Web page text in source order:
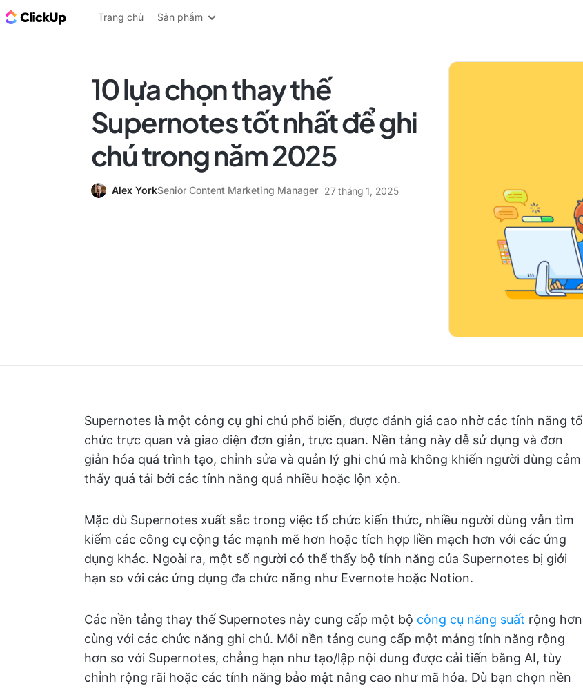
ClickUp Blog
Trang chủ Sản phẩm
10 lựa chọn thay thế
Supernotes tốt nhất để ghi
chú trong năm 2025
Alex YorkSenior Content Marketing Manager 27 tháng 1, 2025
Supernotes là một công cụ ghi chú phổ biến, được đánh giá cao nhờ các tính năng tổ
chức trực quan và giao diện đơn giản, trực quan. Nền tảng này dễ sử dụng và đơn
giản hóa quá trình tạo, chỉnh sửa và quản lý ghi chú mà không khiến người dùng cảm
thấy quá tải bởi các tính năng quá nhiều hoặc lộn xộn.
Mặc dù Supernotes xuất sắc trong việc tổ chức kiến thức, nhiều người dùng vẫn tìm
kiếm các công cụ cộng tác mạnh mẽ hơn hoặc tích hợp liền mạch hơn với các ứng
dụng khác. Ngoài ra, một số người có thể thấy bộ tính năng của Supernotes bị giới
hạn so với các ứng dụng đa chức năng như Evernote hoặc Notion.
Các nền tảng thay thế Supernotes này cung cấp một bộ công cụ năng suất rộng hơn
cùng với các chức năng ghi chú. Mỗi nền tảng cung cấp một mảng tính năng rộng
hơn so với Supernotes, chẳng hạn như tạo/lập nội dung được cải tiến bằng AI, tùy
chỉnh rộng rãi hoặc các tính năng bảo mật nâng cao như mã hóa. Dù bạn chọn nền